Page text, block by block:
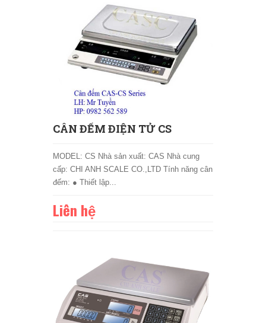
CÂN ĐẾM ĐIỆN TỬ CS
MODEL: CS Nhà sản xuất: CAS Nhà cung
cấp: CHI ANH SCALE CO.,LTD Tính năng cân
đếm: ● Thiết lập...
Liên hệ